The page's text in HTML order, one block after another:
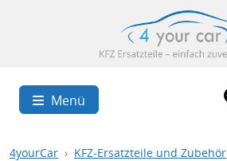
Menü
4yourCar KFZ-Ersatzteile und Zubehör